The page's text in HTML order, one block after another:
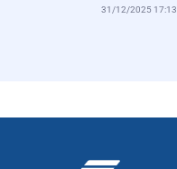
31/12/2025 17:13